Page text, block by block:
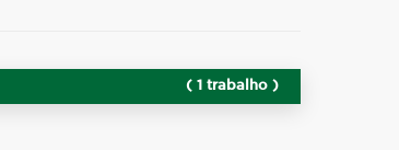
( 1 trabalho )